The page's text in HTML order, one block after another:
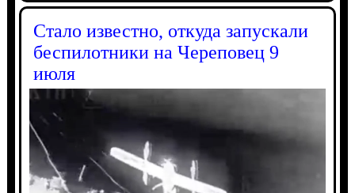
Стало известно, откуда запускали
беспилотники на Череповец 9
июля